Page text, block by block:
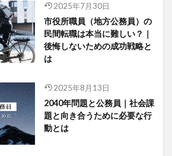
2025年7月30日
市役所職員（地方公務員）の
民間転職は本当に難しい？｜
後悔しないための成功戦略と
は
2025年8月13日
2040年問題と公務員｜社会課
題と向き合うために必要な行
動とは